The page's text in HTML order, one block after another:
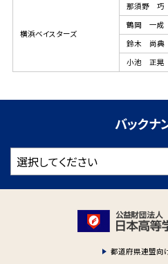
横浜ベイスターズ
那須野 巧
鶴岡 一成
鈴木 尚典
小池 正晃
バックナ
都道府県連盟向け